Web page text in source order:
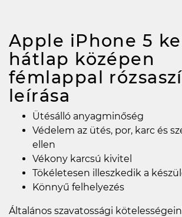
Apple iPhone 5
hátlap középen
fémlappal
leírása
Ütésálló anyagminőség
Védelem az ütés, por, karc és
ellen
Vékony karcsú kivitel
Tökéletesen illeszkedik a
Könnyű felhelyezés
Általános szavatossági